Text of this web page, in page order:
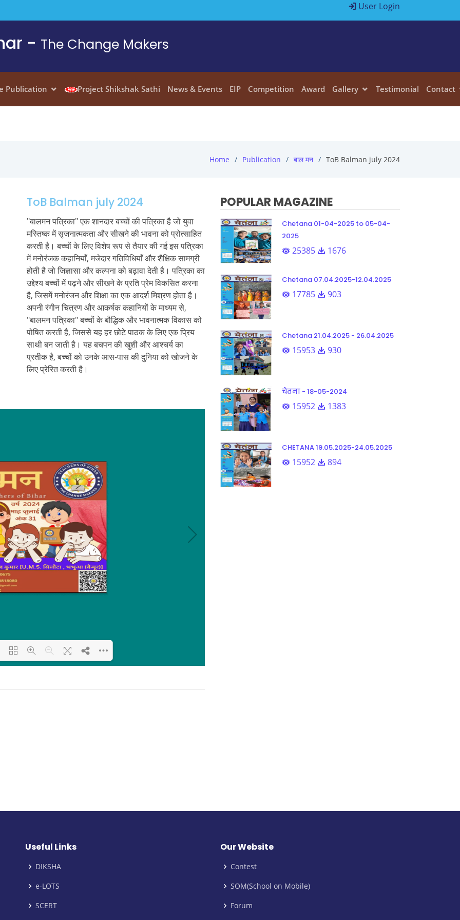
User Login
- The Change Makers
Publication Project Shikshak Sathi News & Events EIP Competition Award Gallery Testimonial Contact
Home Publication बाल मन ToB Balman july 2024
ToB Balman july 2024
"बालमन पत्रिका" एक शानदार बच्चों की पत्रिका है जो युवा
मस्तिष्क में सृजनात्मकता और सीखने की भावना को प्रोत्साहित
करती है। बच्चों के लिए विशेष रूप से तैयार की गई इस पत्रिका
में मनोरंजक कहानियाँ, मजेदार गतिविधियाँ और शैक्षिक सामग्री
होती है जो जिज्ञासा और कल्पना को बढ़ावा देती है। पत्रिका का
उद्देश्य बच्चों में पढ़ने और सीखने के प्रति प्रेम विकसित करना
है, जिसमें मनोरंजन और शिक्षा का एक आदर्श मिश्रण होता है।
अपनी रंगीन चित्रण और आकर्षक कहानियों के माध्यम से,
"बालमन पत्रिका" बच्चों के बौद्धिक और भावनात्मक विकास को
पोषित करती है, जिससे यह हर छोटे पाठक के लिए एक प्रिय
साथी बन जाती है। यह बचपन की खुशी और आश्चर्य का
प्रतीक है, बच्चों को उनके आस-पास की दुनिया को खोजने के
लिए प्रेरित करती है।
POPULAR MAGAZINE
Chetana 01-04-2025 to 05-04-
2025
25385 1676
Chetana 07.04.2025-12.04.2025
17785 903
Chetana 21.04.2025 - 26.04.2025
15953 930
चेतना - 18-05-2024
15952 1383
CHETANA 19.05.2025-24.05.2025
15952 894
Useful Links
DIKSHA
e-LOTS
SCERT
Our Website
Contest
SOM(School on Mobile)
Forum